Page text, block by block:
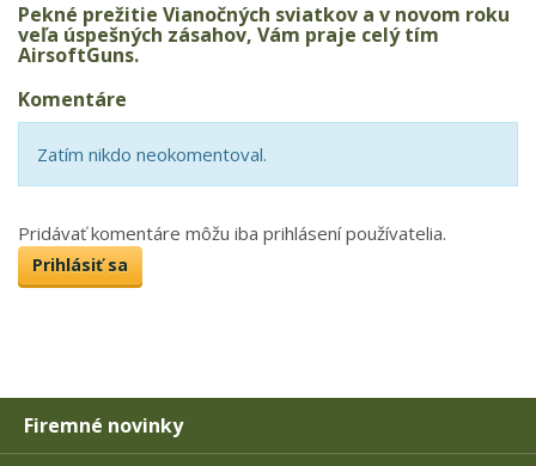
Pekné prežitie Vianočných sviatkov a v novom roku
veľa úspešných zásahov, Vám praje celý tím
AirsoftGuns.
Komentáre
Zatím nikdo neokomentoval.
Pridávať komentáre môžu iba prihlásení používatelia.
Prihlásiť sa
Firemné novinky